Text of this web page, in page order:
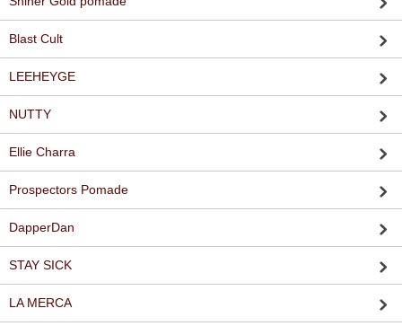
Blast Cult
LEEHEYGE
NUTTY
Ellie Charra
Prospectors Pomade
DapperDan
STAY SICK
LA MERCA